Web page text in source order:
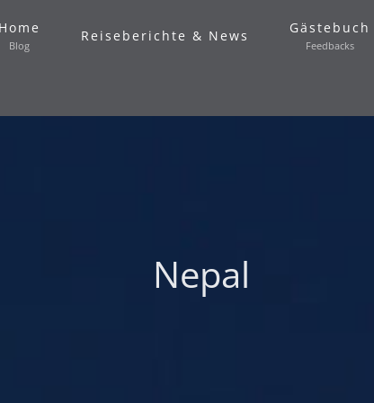
Home
Blog
Reiseberichte & News Gästebuch
Feedbacks
Nepal